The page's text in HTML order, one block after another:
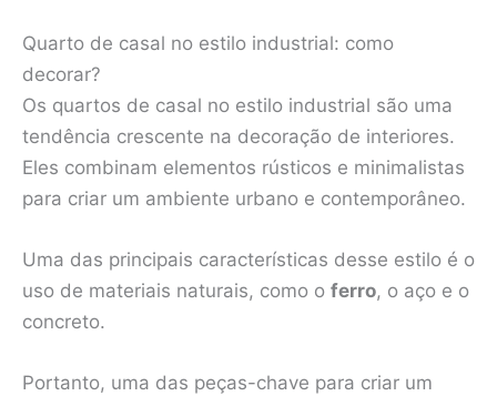
Quarto de casal no estilo industrial: como
decorar?
Os quartos de casal no estilo industrial são uma
tendência crescente na decoração de interiores.
Eles combinam elementos rústicos e minimalistas
para criar um ambiente urbano e contemporâneo.
Uma das principais características desse estilo é o
uso de materiais naturais, como o ferro, o aço e o
concreto.
Portanto, uma das peças-chave para criar um